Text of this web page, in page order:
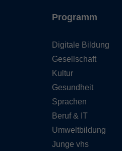
Programm
Digitale Bildung
Gesellschaft
Kultur
Gesundheit
Sprachen
Beruf & IT
Umweltbildung
Junge vhs